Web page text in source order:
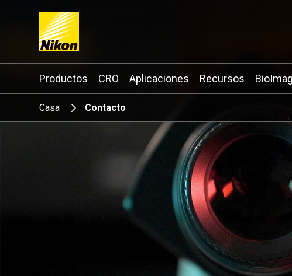
Search keyword(s)
Productos CRO Aplicaciones Recursos
Casa Contacto